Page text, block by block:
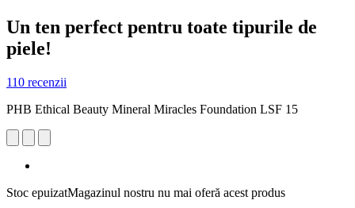
Un ten perfect pentru toate tipurile de
piele!
110 recenzii
PHB Ethical Beauty Mineral Miracles Foundation LSF 15
Stoc epuizatMagazinul nostru nu mai oferă acest produs